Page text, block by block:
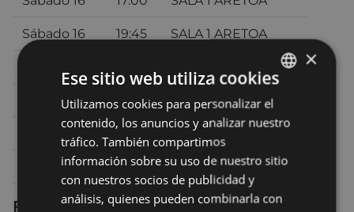
Sábado 16 19:45 SALA 1 ARETOA
TEATRO - ANTZOKIA
Domingo 17 17:00 SALA 1 ARETOA
Domingo 17 20:00 TEATRO - ANTZOKIA
Lunes 18 19:30 TEATRO - ANTZOKIA
Ficha técnica
BASQUE
SPANISH
×
Ese sitio web utiliza cookies
Utilizamos cookies para personalizar el
contenido, los anuncios y analizar nuestro
tráfico. También compartimos
información sobre su uso de nuestro sitio
con nuestros socios de publicidad y
análisis, quienes pueden combinarla con